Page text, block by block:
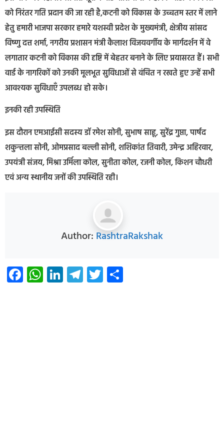
को निरंतर गति प्रदान की जा रही है,कटनी को विकास के उच्चतम स्तर में लाने
हेतु हमारी भाजपा सरकार हमारे यशस्वी प्रदेश के मुख्यमंत्री, क्षेत्रीय सांसद
विष्णु दत्त शर्मा, नगरीय प्रशासन मंत्री कैलाश विजयवर्गीय के मार्गदर्शन में वे
लगातार कटनी को विकास की दृष्टि में बेहतर बनाने के लिए प्रयासरत हैं। सभी
वार्ड के नागरिकों को उनकी मूलभूत सुविधाओं से वंचित न रखते हुए उन्हें सभी
आवश्यक सुविधाएँ उपलब्ध हो सके।
इनकी रही उपस्थिति
इस दौरान एमआईसी सदस्य डॉ रमेश सोनी, सुभाष साहू, सुरेंद्र गुप्ता, पार्षद
शकुन्तला सोनी, ओमप्रसाद बल्ली सोनी, शशिकांत तिवारी, उमेन्द्र अहिरवार,
उपयंत्री संजय, मिश्रा उर्मिला कोल, सुनीता कोल, रजनी कोल, किशन चौधरी
एवं अन्य स्थानीय जनों की उपस्थिति रही।
Author: RashtraRakshak
Facebook
WhatsApp
LinkedIn
Telegram
Twitter